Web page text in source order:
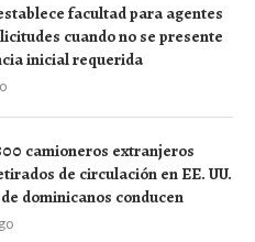
facultad para agentes
cuando no se presente
inicial requerida
camioneros extranjeros
de circulación en EE. UU.
dominicanos conducen